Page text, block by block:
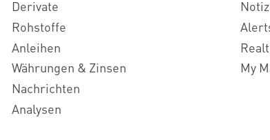
Derivate
Rohstoffe
Anleihen
Währungen & Zinsen
Nachrichten
Analysen
My